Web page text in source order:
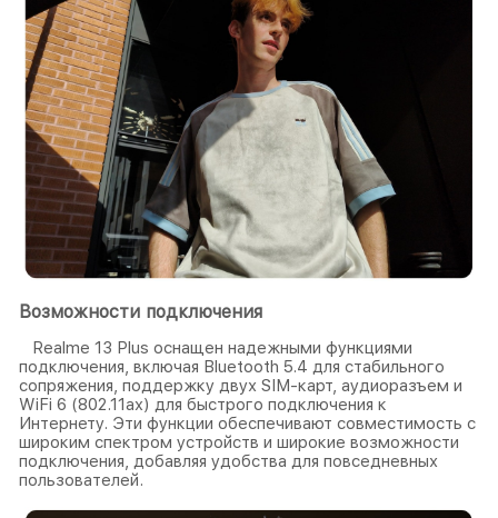
Возможности подключения
Realme 13 Plus оснащен надежными функциями
подключения, включая Bluetooth 5.4 для стабильного
сопряжения, поддержку двух SIM-карт, аудиоразъем и
WiFi 6 (802.11ax) для быстрого подключения к
Интернету. Эти функции обеспечивают совместимость с
широким спектром устройств и широкие возможности
подключения, добавляя удобства для повседневных
пользователей.